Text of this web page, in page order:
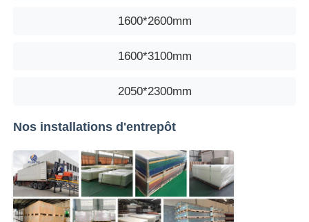
1600*2600mm
1600*3100mm
2050*2300mm
Nos installations d'entrepôt